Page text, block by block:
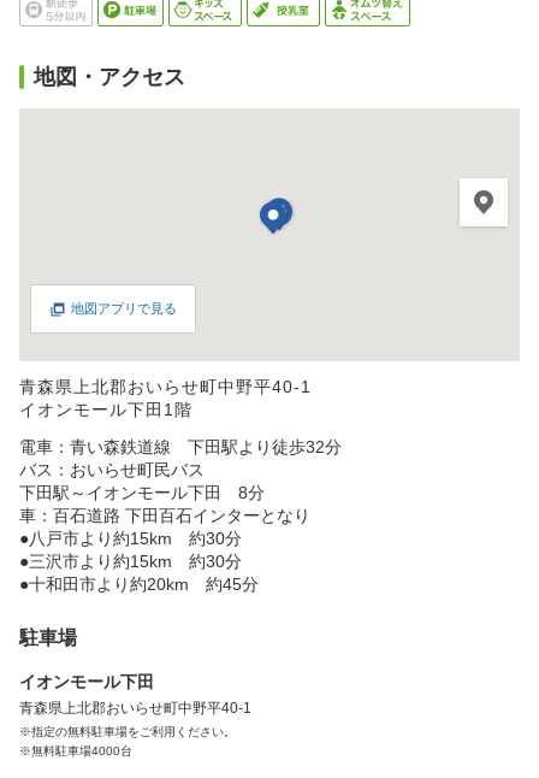
地図・アクセス
地図アプリで見る
青森県上北郡おいらせ町中野平40-1
イオンモール下田1階
電車：青い森鉄道線 下田駅より徒歩32分
バス：おいらせ町民バス
下田駅～イオンモール下田 8分
車：百石道路 下田百石インターとなり
●八戸市より約15km 約30分
●三沢市より約15km 約30分
●十和田市より約20km 約45分
駐車場
イオンモール下田
青森県上北郡おいらせ町中野平40-1
※指定の無料駐車場をご利用ください。
※無料駐車場4000台